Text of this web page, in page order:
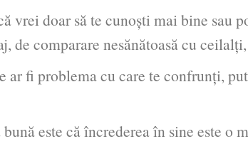
vrei doar să te cunoști mai bine sau
de comparare nesănătoasă cu
fi problema cu care te confrunți,
este că încrederea în sine este o